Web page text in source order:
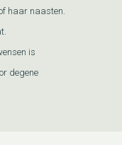
haar naasten.
is
degene